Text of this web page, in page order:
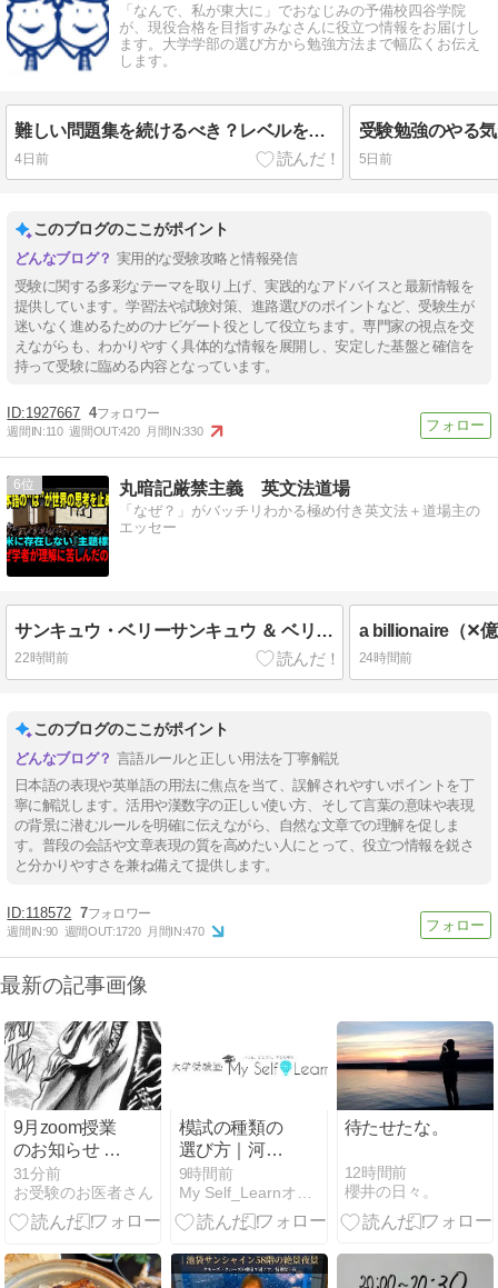
「なんで、私が東大に」でおなじみの予備校四谷学院
が、現役合格を目指すみなさんに役立つ情報をお届けし
ます。大学学部の選び方から勉強方法まで幅広くお伝え
します。
難しい問題集を続けるべき？レベルを下げたほうがよいサイン
4日前 5日前
このブログのここがポイント
実用的な受験攻略と情報発信
受験に関する多彩なテーマを取り上げ、実践的なアドバイスと最新情報を
提供しています。学習法や試験対策、進路選びのポイントなど、受験生が
迷いなく進めるためのナビゲート役として役立ちます。専門家の視点を交
えながらも、わかりやすく具体的な情報を展開し、安定した基盤と確信を
持って受験に臨める内容となっています。
1927667 4
週間IN:110 週間OUT:420 月間IN:330
6 丸暗記厳禁主義 英文法道場
「なぜ？」がバッチリわかる極め付き英文法＋道場主の
エッセー
サンキュウ・ベリーサンキュウ ＆ ベリーベリーホース
22時間前
a billionaire（✕
24時間前
このブログのここがポイント
言語ルールと正しい用法を丁寧解説
日本語の表現や英単語の用法に焦点を当て、誤解されやすいポイントを丁
寧に解説します。活用や漢数字の正しい使い方、そして言葉の意味や表現
の背景に潜むルールを明確に伝えながら、自然な文章での理解を促しま
す。普段の会話や文章表現の質を高めたい人にとって、役立つ情報を鋭さ
と分かりやすさを兼ね備えて提供します。
118572 7
週間IN:90 週間OUT:1720 月間IN:470
最新の記事画像
9月zoom授業
のお知らせ 6
年先行募集
31分前
お受験のお医者さん
模試の種類の
選び方｜河合
塾・駿台・進
研模試の違い
と偏差値の目
9時間前
待たせたな。
12時間前
櫻井の日々。